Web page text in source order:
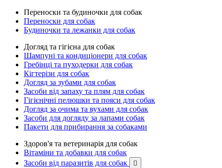
Переноски та будиночки для собак
Переноски для собак
Будиночки та лежанки для собак
Догляд та гігієна для собак
Шампуні та кондиціонери для собак
Гребінці та пуходерки для собак
Кігтерізи для собак
Догляд за зубами для собак
Засоби від запаху та плям для собак
Гігієнічні пелюшки та пояси для собак
Догляд за очима та вухами для собак
Засоби для догляду за лапами собак
Пакети для прибирання за собаками
Здоров'я та ветеринарія для собак
Вітаміни та добавки для собак
Засоби від паразитів для собак
